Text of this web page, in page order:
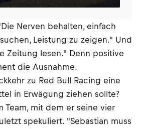
Nerven behalten, einfach
Leistung zu zeigen." Und
Zeitung lesen." Denn positive
die Ausnahme.
zu Red Bull Racing eine
in Erwägung ziehen sollte?
Team, mit dem er seine vier
spekuliert. "Sebastian muss